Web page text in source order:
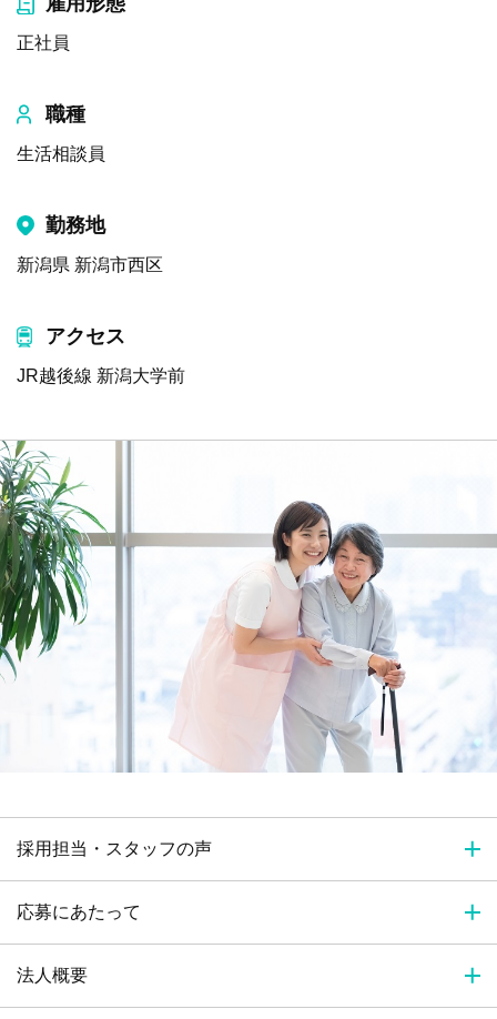
正社員
職種
生活相談員
勤務地
新潟県 新潟市西区
アクセス
JR越後線 新潟大学前
採用担当・スタッフの声
応募にあたって
法人概要